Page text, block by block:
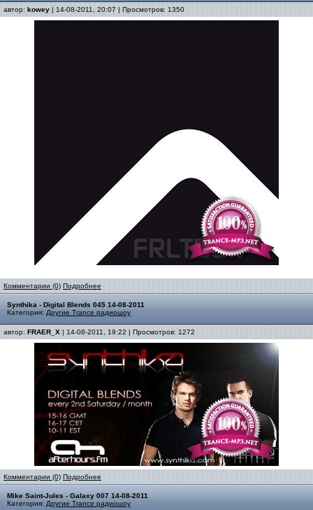
автор: kowey | 14-08-2011, 20:07 | Просмотров: 1350
Комментарии (0) Подробнее
Synthika - Digital Blends 045 14-08-2011
Категория: Другие Trance радиошоу
автор: FRAER_X | 14-08-2011, 19:22 | Просмотров: 1272
Комментарии (0) Подробнее
Mike Saint-Jules - Galaxy 007 14-08-2011
Категория: Другие Trance радиошоу